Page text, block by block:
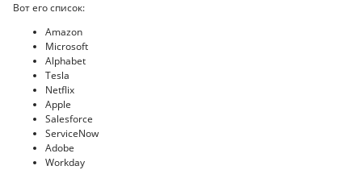
Вот его список:
Amazon
Microsoft
Alphabet
Tesla
Netflix
Apple
Salesforce
ServiceNow
Adobe
Workday